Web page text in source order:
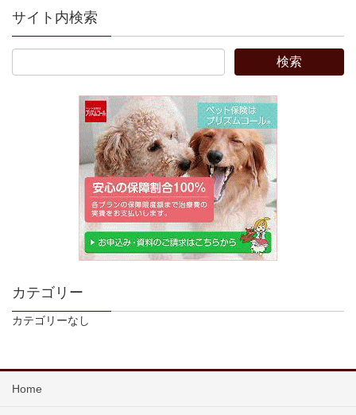
サイト内検索
カテゴリー
カテゴリーなし
Home